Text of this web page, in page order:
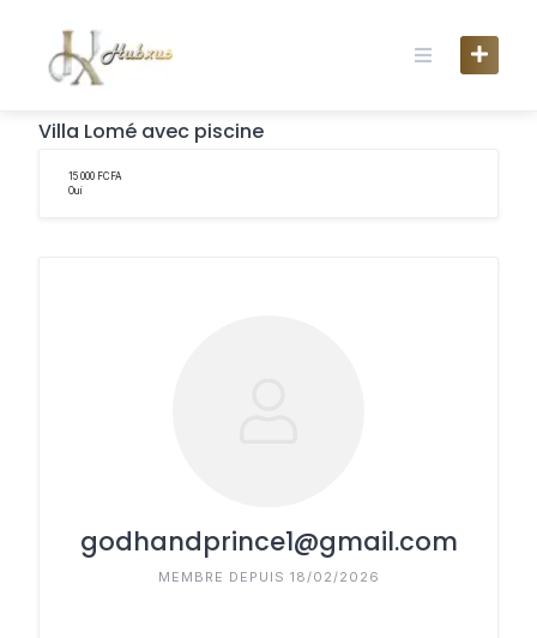
content← Retour
Villa Lomé avec piscine
15 000 FCFA
Oui
godhandprince1@gmail.com
MEMBRE DEPUIS 18/02/2026